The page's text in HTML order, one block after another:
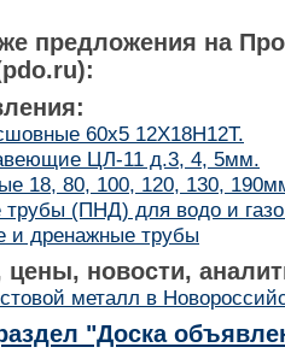
предложения на
60х5 12Х18Н12Т.
ЦЛ-11 д.3, 4, 5мм.
18, 80, 100, 120, 130,
(ПНД) для водо и
и дренажные трубы
новости,
металл в
"Доска